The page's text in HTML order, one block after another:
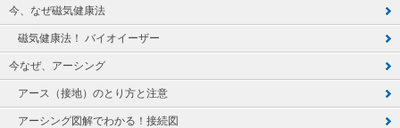
今、なぜ磁気健康法
磁気健康法！ バイオイーザー
今なぜ、アーシング
アース（接地）のとり方と注意
アーシング図解でわかる！接続図